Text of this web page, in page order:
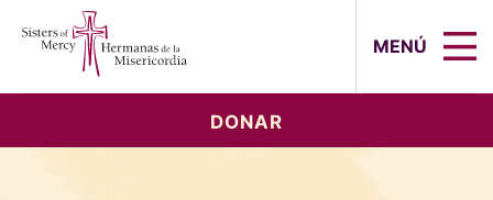
MENÚ
DONAR